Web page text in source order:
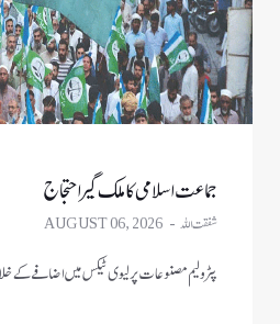
جماعت اسلامی کا ملک گیر احتجاج
شفقت اللہ AUGUST 06, 2026
پٹرولیم مصنوعات پر لیوی ٹیکس میں اضافے